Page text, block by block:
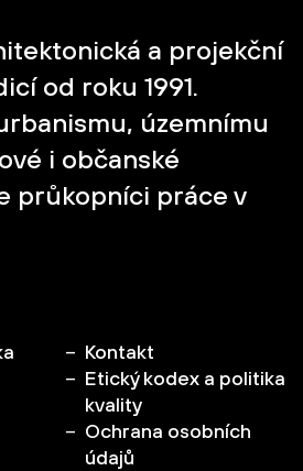
a projekční
od roku 1991.
územnímu
i občanské
průkopníci práce v
Kontakt
Etický kodex a politika
kvality
Ochrana osobních
údajů